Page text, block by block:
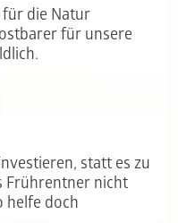
für die Natur
für unsere
statt es zu
Frührentner nicht
helfe doch